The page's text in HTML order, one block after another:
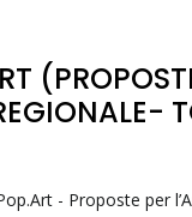
- Proposte per